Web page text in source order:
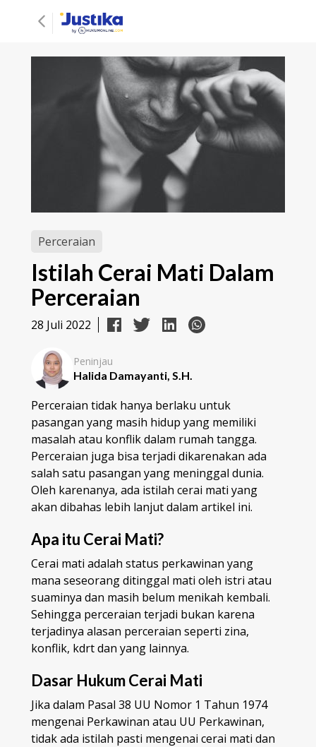
Perceraian
Istilah Cerai Mati Dalam
Perceraian
28 Juli 2022
Peninjau
Halida Damayanti, S.H.
Perceraian tidak hanya berlaku untuk
pasangan yang masih hidup yang memiliki
masalah atau konflik dalam rumah tangga.
Perceraian juga bisa terjadi dikarenakan ada
salah satu pasangan yang meninggal dunia.
Oleh karenanya, ada istilah cerai mati yang
akan dibahas lebih lanjut dalam artikel ini.
Apa itu Cerai Mati?
Cerai mati adalah status perkawinan yang
mana seseorang ditinggal mati oleh istri atau
suaminya dan masih belum menikah kembali.
Sehingga perceraian terjadi bukan karena
terjadinya alasan perceraian seperti zina,
konflik, kdrt dan yang lainnya.
Dasar Hukum Cerai Mati
Jika dalam Pasal 38 UU Nomor 1 Tahun 1974
mengenai Perkawinan atau UU Perkawinan,
tidak ada istilah pasti mengenai cerai mati dan